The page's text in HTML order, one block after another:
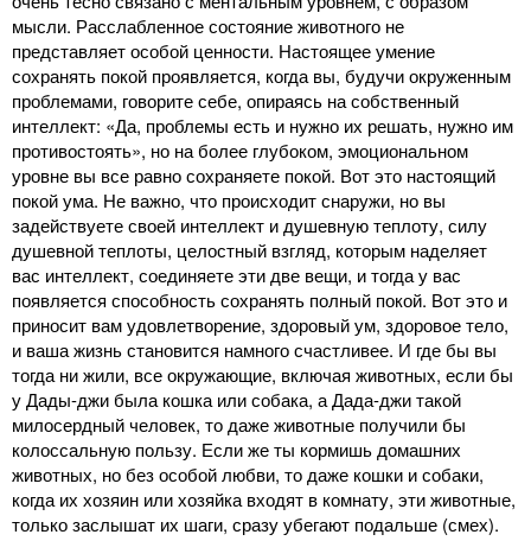
мысли. Расслабленное состояние животного не
представляет особой ценности. Настоящее умение
сохранять покой проявляется, когда вы, будучи окруженным
проблемами, говорите себе, опираясь на собственный
интеллект: «Да, проблемы есть и нужно их решать, нужно им
противостоять», но на более глубоком, эмоциональном
уровне вы все равно сохраняете покой. Вот это настоящий
покой ума. Не важно, что происходит снаружи, но вы
задействуете своей интеллект и душевную теплоту, силу
душевной теплоты, целостный взгляд, которым наделяет
вас интеллект, соединяете эти две вещи, и тогда у вас
появляется способность сохранять полный покой. Вот это и
приносит вам удовлетворение, здоровый ум, здоровое тело,
и ваша жизнь становится намного счастливее. И где бы вы
тогда ни жили, все окружающие, включая животных, если бы
у Дады-джи была кошка или собака, а Дада-джи такой
милосердный человек, то даже животные получили бы
колоссальную пользу. Если же ты кормишь домашних
животных, но без особой любви, то даже кошки и собаки,
когда их хозяин или хозяйка входят в комнату, эти животные,
только заслышат их шаги, сразу убегают подальше (смех).